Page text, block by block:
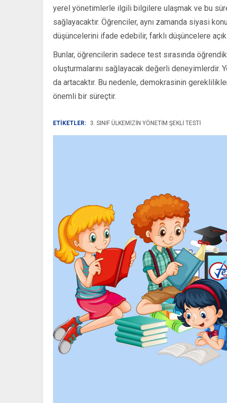
yerel yönetimlerle ilgili bilgilere ulaşmak ve bu
sağlayacaktır. Öğrenciler, aynı zamanda siyasi
düşüncelerini ifade edebilir, farklı düşüncelere
Bunlar, öğrencilerin sadece test sırasında
oluşturmalarını sağlayacak değerli deneyimlerdir.
da artacaktır. Bu nedenle, demokrasinin
önemli bir süreçtir.
ETİKETLER: 3. SINIF ÜLKEMIZIN YÖNETIM ŞEKLI TESTI